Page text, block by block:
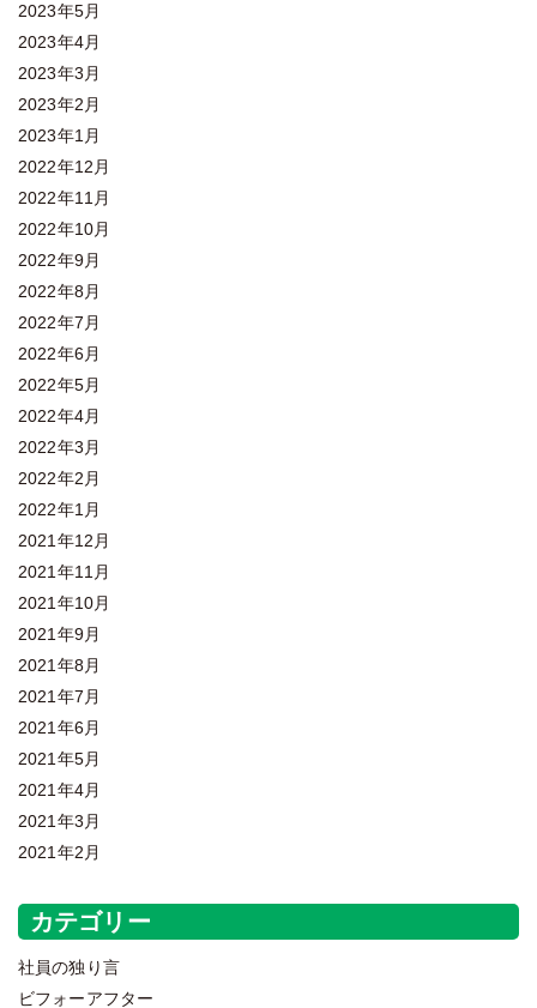
2023年5月
2023年4月
2023年3月
2023年2月
2023年1月
2022年12月
2022年11月
2022年10月
2022年9月
2022年8月
2022年7月
2022年6月
2022年5月
2022年4月
2022年3月
2022年2月
2022年1月
2021年12月
2021年11月
2021年10月
2021年9月
2021年8月
2021年7月
2021年6月
2021年5月
2021年4月
2021年3月
2021年2月
カテゴリー
社員の独り言
ビフォーアフター